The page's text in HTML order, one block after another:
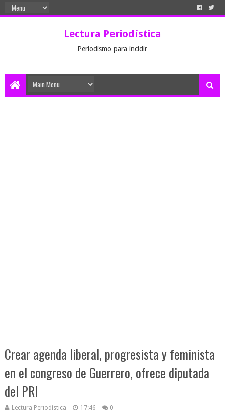
Lectura Periodística
Periodismo para incidir
Crear agenda liberal, progresista y feminista
en el congreso de Guerrero, ofrece diputada
del PRI
Lectura Periodística 17:46 0